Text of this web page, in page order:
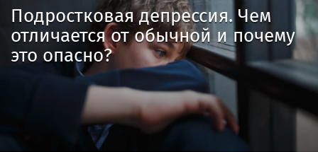
Подростковая депрессия. Чем
отличается от обычной и почему
это опасно?